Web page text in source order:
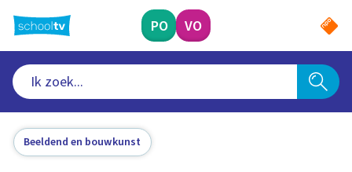
naar
hoofdinhoud
PO VO
Beeldend en bouwkunst